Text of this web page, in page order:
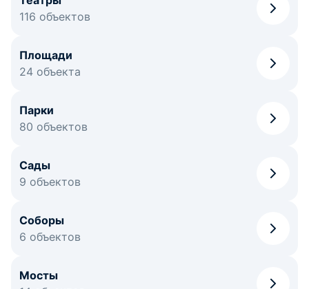
116 объектов
Площади
24 объекта
Парки
80 объектов
Сады
9 объектов
Соборы
6 объектов
Мосты